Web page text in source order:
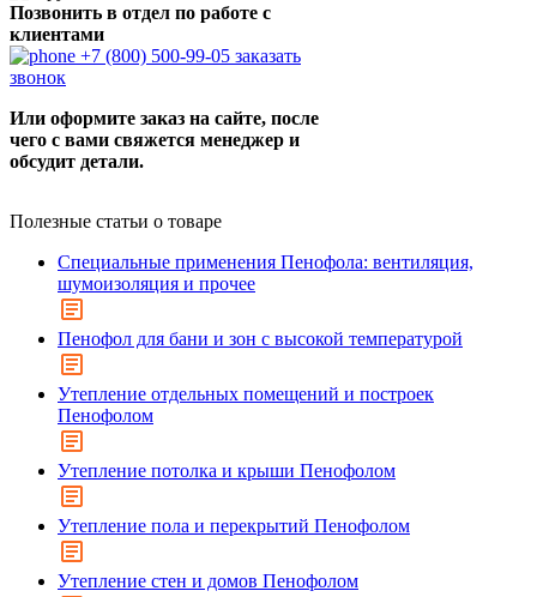
Позвонить в отдел по работе с
клиентами
+7 (800) 500-99-05 заказать
звонок
Или оформите заказ на сайте, после
чего с вами свяжется менеджер и
обсудит детали.
Полезные статьи о товаре
Специальные применения Пенофола: вентиляция,
шумоизоляция и прочее
Пенофол для бани и зон с высокой температурой
Утепление отдельных помещений и построек
Пенофолом
Утепление потолка и крыши Пенофолом
Утепление пола и перекрытий Пенофолом
Утепление стен и домов Пенофолом